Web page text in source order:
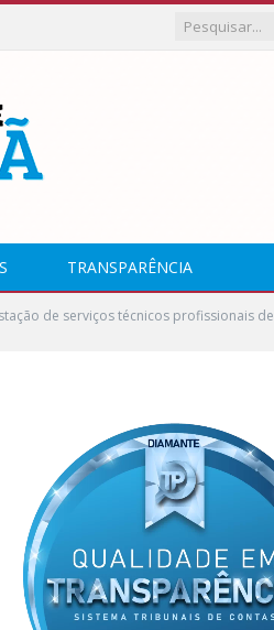
TRANSPARÊNCIA
de serviços técnicos profissionais de